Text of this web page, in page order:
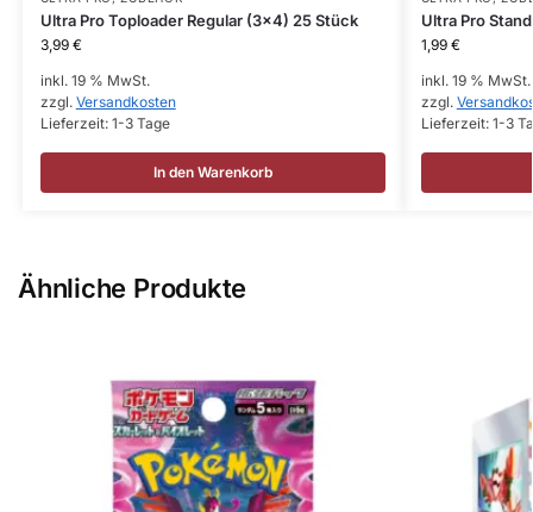
Ultra Pro Toploader Regular (3×4) 25 Stück
3,99 €
inkl. 19 % MwSt.
zzgl. Versandkosten
Lieferzeit: 1-3 Tage
In den Warenkorb
Ultra Pro
1,99 €
inkl. 19 % MwSt.
zzgl.
Lieferzeit: 1-3
Ähnliche Produkte